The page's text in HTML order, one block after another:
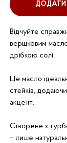
Відчуйте
вершковим
дрібкою солі.
Це масло
стейків,
акцент.
Створене з
– лише